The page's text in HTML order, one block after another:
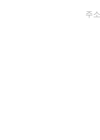
주